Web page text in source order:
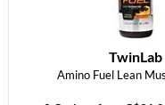
TwinLab
Amino Fuel Lean